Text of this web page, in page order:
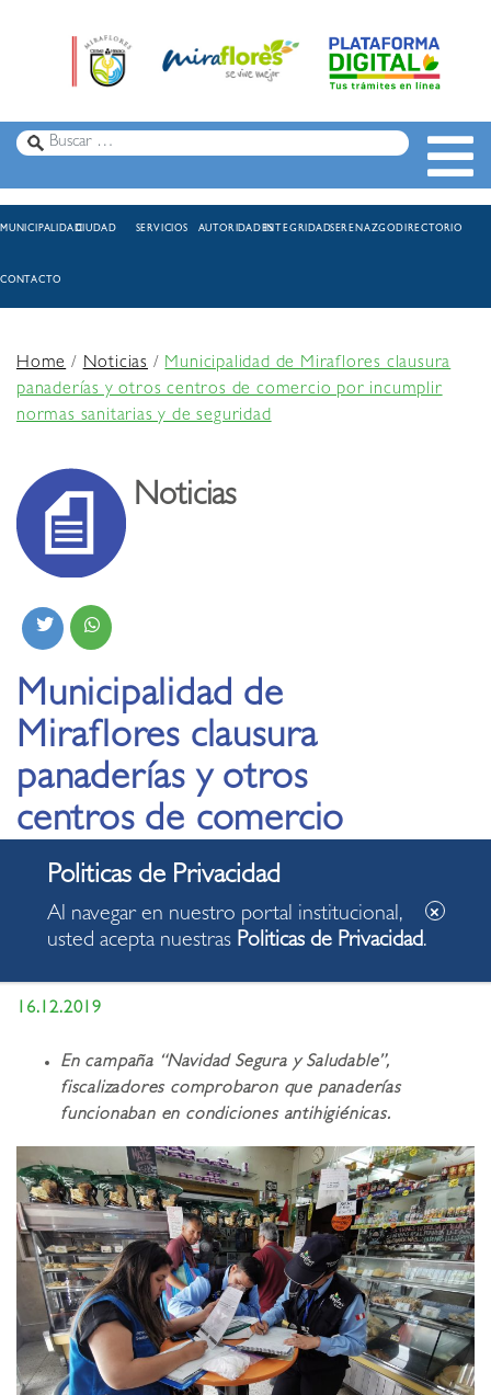
MUNICIPALIDADCIUDAD SERVICIOS AUTORIDADESINTEGRIDADSERENAZGODIRECTORIO
CONTACTO
Home/Noticias /Municipalidad de Miraflores clausura
panaderías y otros centros de comercio por incumplir
normas sanitarias y de seguridad
Noticias
Municipalidad de
Miraflores clausura
panaderías y otros
centros de comercio
por incumplir normas
sanitarias y de
seguridad
16.12.2019
En campaña “Navidad Segura y Saludable”,
fiscalizadores comprobaron que panaderías
funcionaban en condiciones antihigiénicas.
Al navegar en nuestro portal institucional,
usted acepta nuestras Politicas de Privacidad.